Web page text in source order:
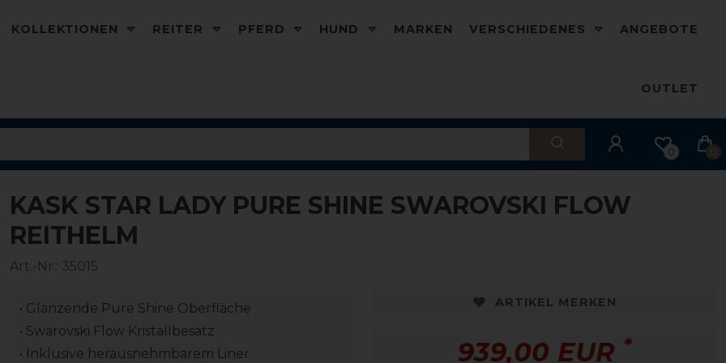
KOLLEKTIONEN REITER PFERD HUND MARKEN VERSCHIEDENES ANGEBOTE
OUTLET
0 0
KASK STAR LADY PURE SHINE SWAROVSKI FLOW
REITHELM
Art.-Nr.: 35015
• Glänzende Pure Shine Oberfläche
• Swarovski Flow Kristallbesatz
• Inklusive herausnehmbarem Liner
ARTIKEL MERKEN
939,00 EUR *